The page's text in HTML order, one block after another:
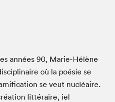
années 90, Marie-Hélène
où la poésie se
se veut nucléaire.
littéraire, iel